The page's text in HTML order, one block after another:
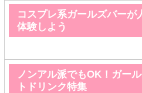
コスプレ系ガールズバーが
体験しよう
ノンアル派でもOK！ガー
トドリンク特集